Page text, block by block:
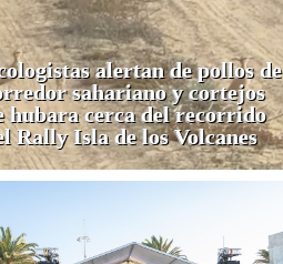
alertan de pollos de
sahariano y cortejos
hubara cerca del recorrido
Rally Isla de los Volcanes